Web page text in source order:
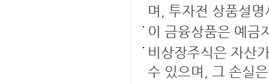
며, 투자전 상품설
이 금융상품은 예금
비상장주식은 자산
수 있으며, 그 손실